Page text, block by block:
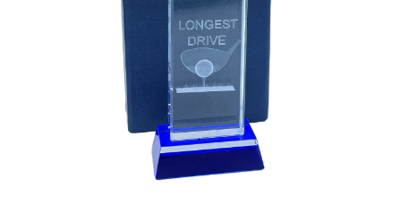
Profilprodukter